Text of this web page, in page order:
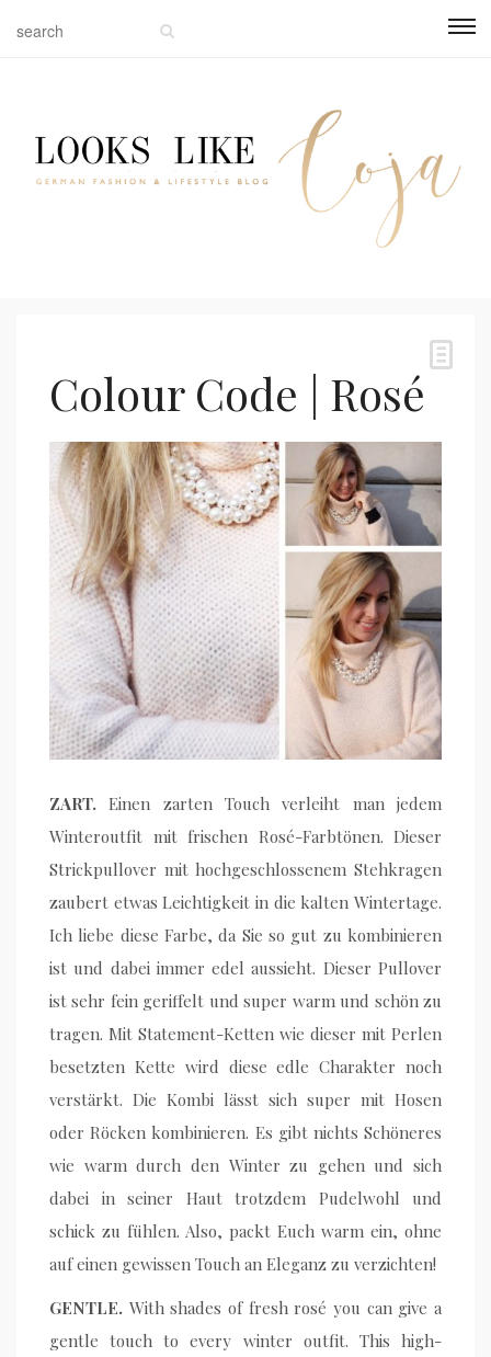
Colour Code | Rosé
ZART. Einen zarten Touch verleiht man jedem
Winteroutfit mit frischen Rosé-Farbtönen. Dieser
Strickpullover mit hochgeschlossenem Stehkragen
zaubert etwas Leichtigkeit in die kalten Wintertage.
Ich liebe diese Farbe, da Sie so gut zu kombinieren
ist und dabei immer edel aussieht. Dieser Pullover
ist sehr fein geriffelt und super warm und schön zu
tragen. Mit Statement-Ketten wie dieser mit Perlen
besetzten Kette wird diese edle Charakter noch
verstärkt. Die Kombi lässt sich super mit Hosen
oder Röcken kombinieren. Es gibt nichts Schöneres
wie warm durch den Winter zu gehen und sich
dabei in seiner Haut trotzdem Pudelwohl und
schick zu fühlen. Also, packt Euch warm ein, ohne
auf einen gewissen Touch an Eleganz zu verzichten!
GENTLE. With shades of fresh rosé you can give a
gentle touch to every winter outfit. This high-